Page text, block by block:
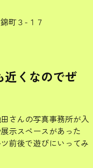
町３-１７
近くなのでぜ
さんの写真事務所が入
示スペースがあった
前後で遊びにいってみ